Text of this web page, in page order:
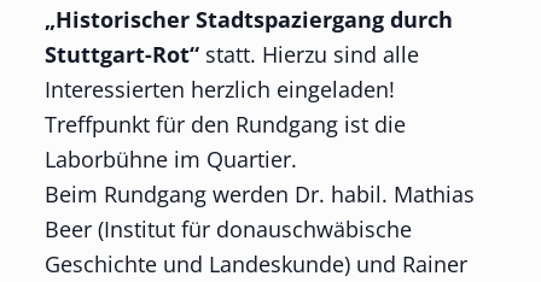
„Historischer Stadtspaziergang durch
Stuttgart-Rot“statt. Hierzu sind alle
Interessierten herzlich eingeladen!
Treffpunkt für den Rundgang ist die
Laborbühne im Quartier.
Beim Rundgang werden Dr. habil. Mathias
Beer (Institut für donauschwäbische
Geschichte und Landeskunde) und Rainer